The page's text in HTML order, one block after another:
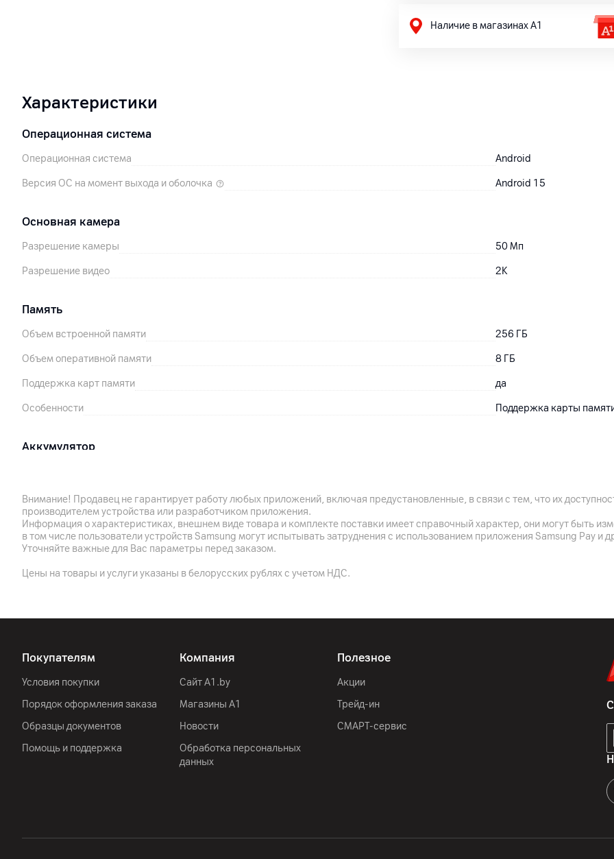
Наличие в магазинах А1
Характеристики
Операционная система
Операционная система Android
Версия ОС на момент выхода и оболочка Android 15
Основная камера
Разрешение камеры 50Мп
Разрешение видео 2K
Память
Объем встроенной памяти 256 ГБ
Объем оперативной памяти 8 ГБ
Поддержка карт памяти да
Особенности Поддержка карты
Аккумулятор
Поддержка технологии быстрой зарядки да
Корпус
1/3/7/8/20/28/38/40/
Другие характеристики
ООО "Мератех",
Street, Fotan, New
Внимание! Продавец не гарантирует работу любых приложений, включая предустановленные, в связи с тем, что их
производителем устройства или разработчиком приложения.
Информация о характеристиках, внешнем виде товара и комплекте поставки имеет справочный характер, они могут быть
в том числе пользователи устройств Samsung могут испытывать затруднения с использованием приложения Samsung Pay и
Уточняйте важные для Вас параметры перед заказом.
Цены на товары и услуги указаны в белорусских рублях с учетом НДС.
Покупателям
Условия покупки
Порядок оформления заказа
Образцы документов
Помощь и поддержка
Компания
Сайт A1.by
Магазины А1
Новости
Обработка персональных
данных
Полезное
Акции
Трейд-ин
СМАРТ-сервис